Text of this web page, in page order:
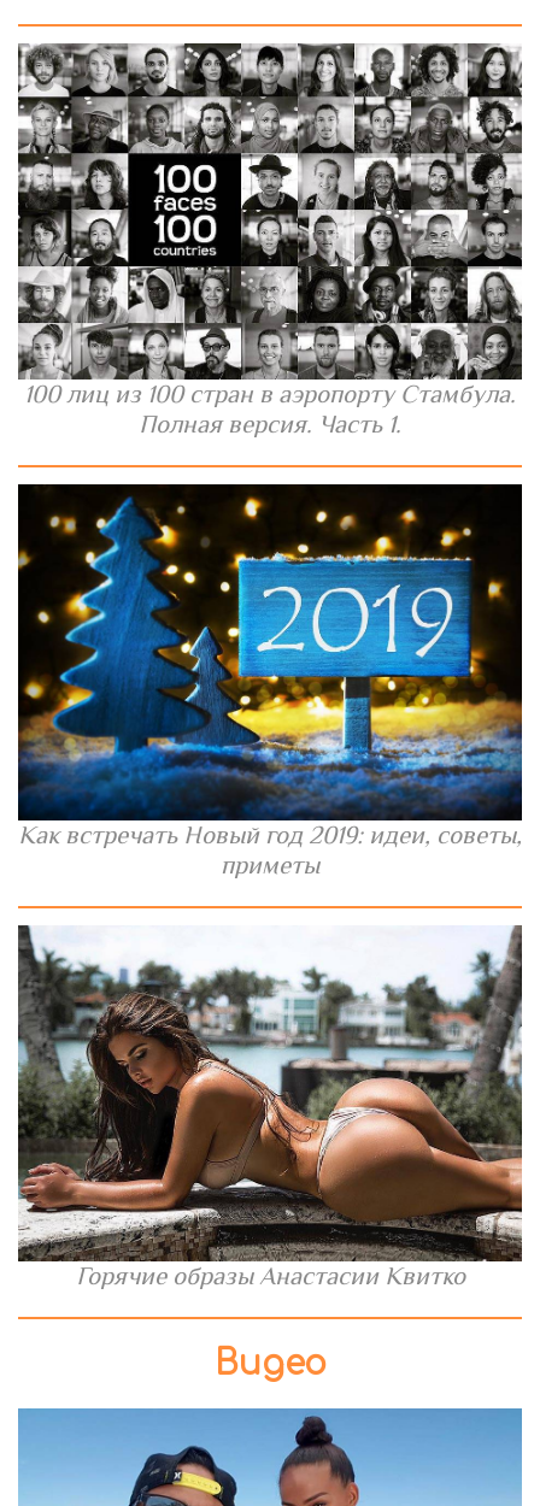
100 лиц из 100 стран в аэропорту Стамбула.
Полная версия. Часть 1.
Как встречать Новый год 2019: идеи, советы,
приметы
Горячие образы Анастасии Квитко
Видео